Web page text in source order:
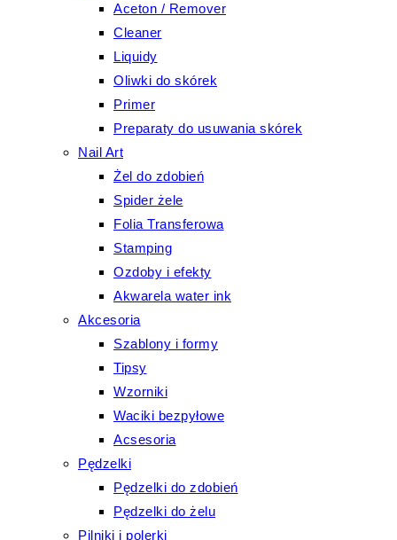
Aceton / Remover
Cleaner
Liquidy
Oliwki do skórek
Primer
Preparaty do usuwania skórek
Nail Art
Żel do zdobień
Spider żele
Folia Transferowa
Stamping
Ozdoby i efekty
Akwarela water ink
Akcesoria
Szablony i formy
Tipsy
Wzorniki
Waciki bezpyłowe
Acsesoria
Pędzelki
Pędzelki do zdobień
Pędzelki do żelu
Pilniki i polerki